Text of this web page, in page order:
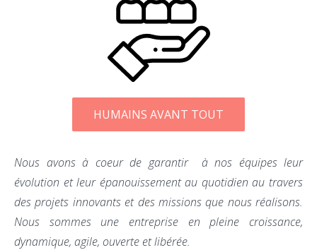
HUMAINS AVANT TOUT
Nous avons à coeur de garantir à nos équipes leur
évolution et leur épanouissement au quotidien au travers
des projets innovants et des missions que nous réalisons.
Nous sommes une entreprise en pleine croissance,
dynamique, agile, ouverte et libérée.